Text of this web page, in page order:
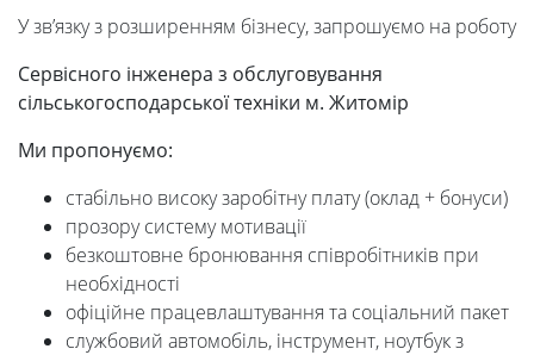
У зв’язку з розширенням бізнесу, запрошуємо на роботу
Сервісного інженера з обслуговування
сільськогосподарської техніки м. Житомір
Ми пропонуємо:
стабільно високу заробітну плату (оклад + бонуси)
прозору систему мотивації
безкоштовне бронювання співробітників при
необхідності
офіційне працевлаштування та соціальний пакет
службовий автомобіль, інструмент, ноутбук з